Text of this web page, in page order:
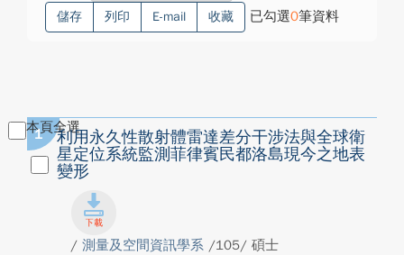
儲存 列印 E-mail 收藏 已勾選0筆資料
本頁全選
1
利用永久性散射體雷達差分干涉法與全球衛
星定位系統監測菲律賓民都洛島現今之地表
變形
/ 測量及空間資訊學系 /105/ 碩士